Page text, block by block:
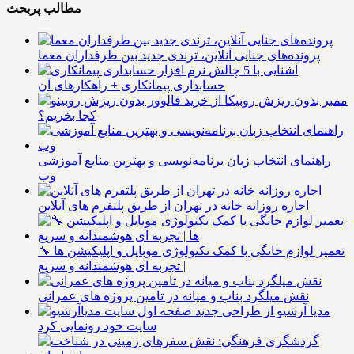
مطالب پربحث
پرونده‌های جنایی آنلاین، ترندی جدید بین طرفداران معما
آشنایی با 5 چالش
حسابداری پیمانکاری + راهکارهای آن
ممبر بدون ریزش روبیکا از
کجا بخریم؟
راهنمای انتخاب زبان برنامه‌نویسی و بهترین منابع آموزشی
وب
اجاره روزانه خانه در تهران از طریق پلتفرم های آنلاین
🔧 تعمیر لوازم خانگی با کمک تکنولوژی موبایل و اپلیکیشن ها
| تجربه ای هوشمندانه و سریع
نقش میلگرد بناب و میانه در تامین پروژه های عمرانی
مدیا آرشیو از طراحی جدید
سایت خود رونمایی کرد